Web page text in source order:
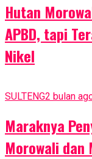
Hutan
APBD, tapi
Nikel
SULTENG2 bulan
Maraknya
Morowali dan